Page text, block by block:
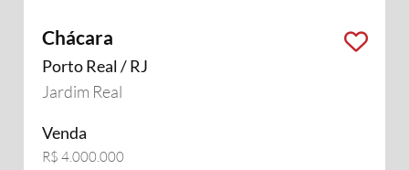
Chácara
Porto Real / RJ
Jardim Real
Venda
R$ 4.000.000